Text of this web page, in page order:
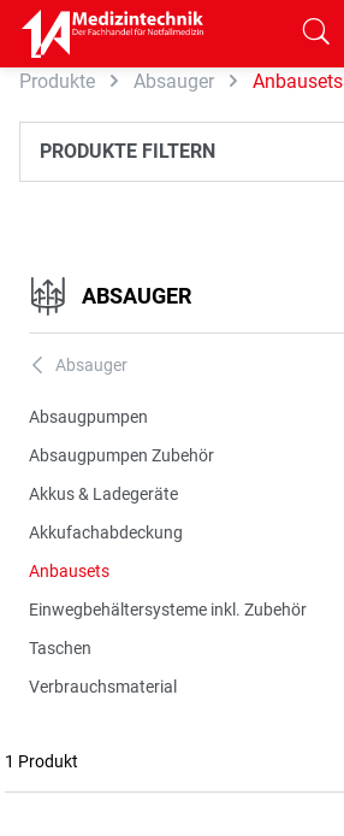
Zum Hauptinhalt springen
V
Produkte Absauger Anbausets
PRODUKTE FILTERN
ABSAUGER
A Absauger
Absaugpumpen
Absaugpumpen Zubehör
Akkus & Ladegeräte
Akkufachabdeckung
Anbausets
Einwegbehältersysteme inkl. Zubehör
Taschen
Verbrauchsmaterial
1 Produkt